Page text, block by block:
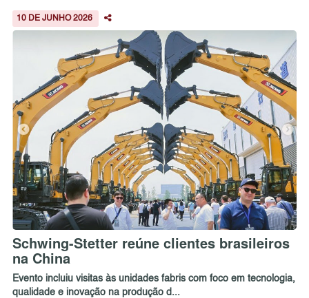
10 DE JUNHO 2026
Schwing-Stetter reúne clientes brasileiros
na China
Evento incluiu visitas às unidades fabris com foco em tecnologia,
qualidade e inovação na produção d...